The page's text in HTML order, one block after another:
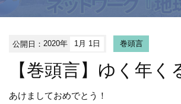
公開日：2020年 1月 1日 巻頭言
【巻頭言】ゆく年く
あけましておめでとう！